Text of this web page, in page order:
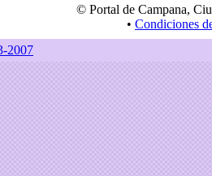
© Portal de Campana,
• Condiciones
2007